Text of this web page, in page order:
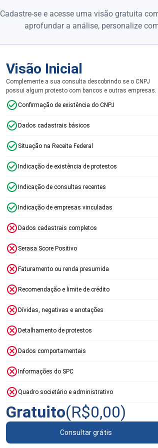
Cadastre-se e acesse uma visão gratuita
aprofundar a análise, personalize
Visão Inicial
Complemente a sua consulta descobrindo se o CNPJ
possui algum protesto com bancos e outras empresas.
Confirmação de existência do CNPJ
Dados cadastrais básicos
Situação na Receita Federal
Indicação de existência de protestos
Indicação de consultas recentes
Indicação de empresas vinculadas
Dados cadastrais completos
Serasa Score Positivo
Faturamento ou renda presumida
Recomendação e limite de crédito
Dívidas, negativas e anotações
Detalhamento de protestos
Dados comportamentais
Informações do SPC
Quadro societário e administrativo
Gratuito(R$0,00)
Consultar grátis